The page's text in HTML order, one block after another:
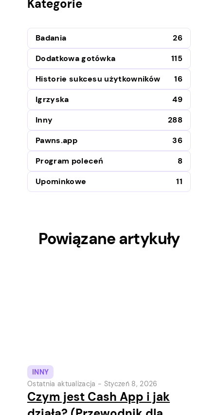
Kategorie
Badania
26
Dodatkowa gotówka
115
Historie sukcesu użytkowników
16
Igrzyska
49
Inny
288
Pawns.app
36
Program poleceń
8
Upominkowe
11
Powiązane artykuły
INNY
Ostatnia aktualizacja - Styczeń 8, 2026
Czym jest Cash App i jak